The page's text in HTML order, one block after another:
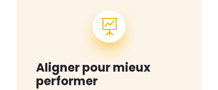

Aligner pour mieux
performer